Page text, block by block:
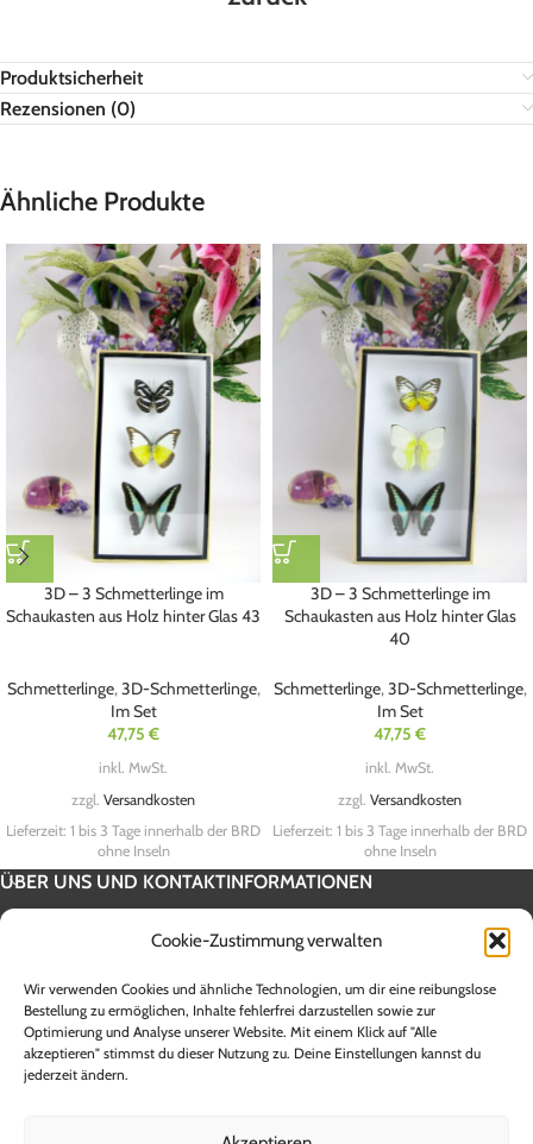
Cookie-Zustimmung verwalten
Wir verwenden Cookies und ähnliche Technologien, um dir eine reibungslose
Bestellung zu ermöglichen, Inhalte fehlerfrei darzustellen sowie zur
Optimierung und Analyse unserer Website. Mit einem Klick auf "Alle
akzeptieren" stimmst du dieser Nutzung zu. Deine Einstellungen kannst du
jederzeit ändern.
Produktsicherheit
Rezensionen (0)
Ähnliche Produkte
3D – 3 Schmetterlinge im
Schaukasten aus Holz hinter Glas 43
Schmetterlinge,3D-Schmetterlinge,
Im Set
47,75 €
inkl. MwSt.
zzgl. Versandkosten
Lieferzeit: 1 bis 3 Tage innerhalb der BRD
ohne Inseln
3D – 3 Schmetterlinge im
Schaukasten aus Holz hinter Glas
40
Schmetterlinge,3D-Schmetterlinge,
Im Set
47,75 €
inkl. MwSt.
zzgl. Versandkosten
Lieferzeit: 1 bis 3 Tage innerhalb der BRD
ohne Inseln
ÜBER UNS UND KONTAKTINFORMATIONEN
SERVICE INFORMATION
UNSERE SHOPS
Alle Preise sind Endpreise inklusive 19 % Mehrwertsteuer zzgl.
Versandkosten. Die Lieferzeit innerhalb Deutschlands beträgt zwischen 1
und 5 Werktagen. Lieferzeiten für andere Länder sowie Informationen zur
Berechnung des Liefertermins entnehmen Sie bitte den Angaben der